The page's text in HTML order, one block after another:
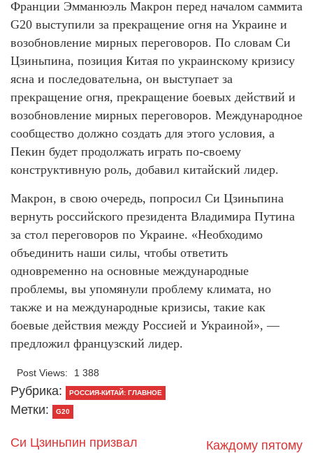
Франции Эмманюэль Макрон перед началом саммита
G20 выступили за прекращение огня на Украине и
возобновление мирных переговоров. По словам Си
Цзиньпина, позиция Китая по украинскому кризису
ясна и последовательна, он выступает за
прекращение огня, прекращение боевых действий и
возобновление мирных переговоров. Международное
сообщество должно создать для этого условия, а
Пекин будет продолжать играть по-своему
конструктивную роль, добавил китайский лидер.
Макрон, в свою очередь, попросил Си Цзиньпина
вернуть российского президента Владимира Путина
за стол переговоров по Украине. «Необходимо
объединить наши силы, чтобы ответить
одновременно на основные международные
проблемы, вы упомянули проблему климата, но
также и на международные кризисы, такие как
боевые действия между Россией и Украиной», —
предложил французский лидер.
Post Views: 1 388
Рубрика: РОССИЯ-КИТАЙ: ГЛАВНОЕ
Метки: G20
Си Цзиньпин призвал
Каждому пятому